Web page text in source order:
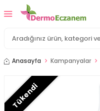
Anasayfa Kampanyalar
Tükendi